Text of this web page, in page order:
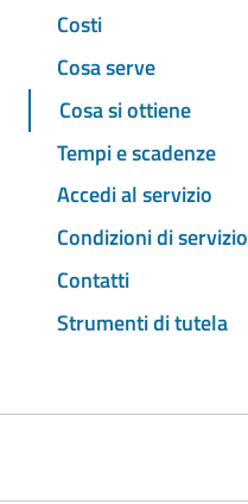
Costi
Cosa serve
Cosa si ottiene
Tempi e scadenze
Accedi al servizio
Condizioni di servizio
Contatti
Strumenti di tutela